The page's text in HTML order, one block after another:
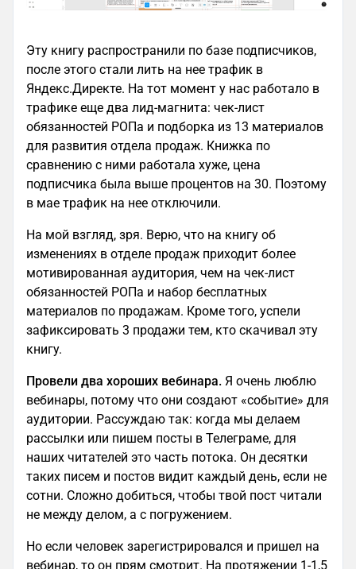
Эту книгу распространили по базе подписчиков,
после этого стали лить на нее трафик в
Яндекс.Директе. На тот момент у нас работало в
трафике еще два лид-магнита: чек-лист
обязанностей РОПа и подборка из 13 материалов
для развития отдела продаж. Книжка по
сравнению с ними работала хуже, цена
подписчика была выше процентов на 30. Поэтому
в мае трафик на нее отключили.
На мой взгляд, зря. Верю, что на книгу об
изменениях в отделе продаж приходит более
мотивированная аудитория, чем на чек-лист
обязанностей РОПа и набор бесплатных
материалов по продажам. Кроме того, успели
зафиксировать 3 продажи тем, кто скачивал эту
книгу.
Провели два хороших вебинара. Я очень люблю
вебинары, потому что они создают «событие» для
аудитории. Рассуждаю так: когда мы делаем
рассылки или пишем посты в Телеграме, для
наших читателей это часть потока. Он десятки
таких писем и постов видит каждый день, если не
сотни. Сложно добиться, чтобы твой пост читали
не между делом, а с погружением.
Но если человек зарегистрировался и пришел на
вебинар, то он прям смотрит. На протяжении 1-1,5